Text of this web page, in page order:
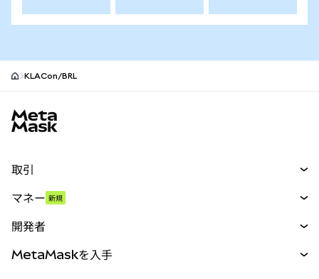
KLACon/BRL
取引
パーペチュアル
RWA
マネー 新規
開発者
MetaMaskを入手